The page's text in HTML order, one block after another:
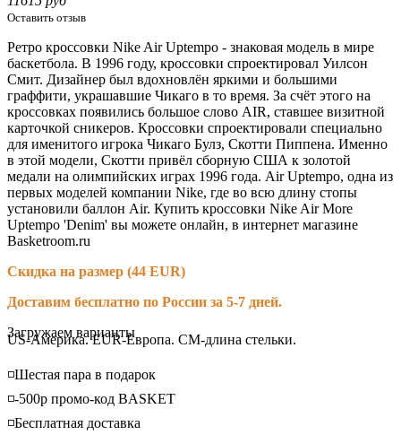
Оставить отзыв
Ретро кроссовки Nike Air Uptempo - знаковая модель в мире
баскетбола. В 1996 году, кроссовки спроектировал Уилсон
Смит. Дизайнер был вдохновлён яркими и большими
граффити, украшавшие Чикаго в то время. За счёт этого на
кроссовках появились большое слово AIR, ставшее визитной
карточкой сникеров. Кроссовки спроектировали специально
для именитого игрока Чикаго Булз, Скотти Пиппена. Именно
в этой модели, Скотти привёл сборную США к золотой
медали на олимпийских играх 1996 года. Air Uptempo, одна из
первых моделей компании Nike, где во всю длину стопы
установили баллон Air. Купить кроссовки Nike Air More
Uptempo 'Denim' вы можете онлайн, в интернет магазине
Basketroom.ru
Скидка на размер (44 EUR)
Доставим бесплатно по России за 5-7 дней.
Loading...
Загружаем варианты
US-Америка. EUR-Европа. CM-длина стельки.
◽️Шестая пара в подарок
◽️-500р промо-код BASKET
◽️Бесплатная доставка